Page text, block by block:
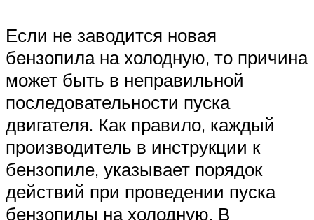
Если не заводится новая
бензопила на холодную, то причина
может быть в неправильной
последовательности пуска
двигателя. Как правило, каждый
производитель в инструкции к
бензопиле, указывает порядок
действий при проведении пуска
бензопилы на холодную. В